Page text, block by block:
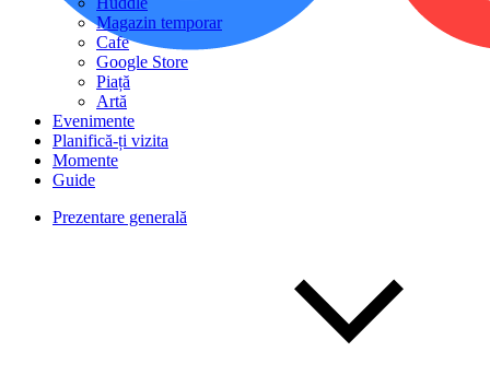
Magazin temporar
Cafe
Google Store
Piață
Artă
Evenimente
Planifică-ți vizita
Momente
Guide
Prezentare generală